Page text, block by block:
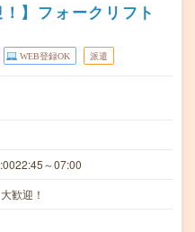
】フォークリフト
WEB登録OK 派遣
～07:00
歓迎！